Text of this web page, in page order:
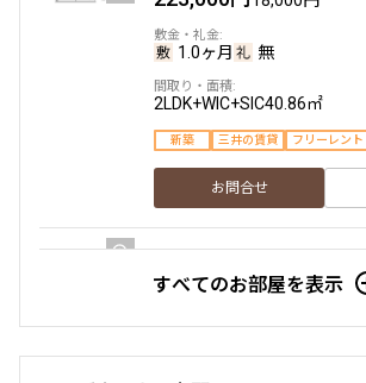
1.0ヶ月 無
2LDK+WIC+SIC40.86㎡
新築 三井の賃貸 フリーレント
お問合せ
5階５０３
すべてのお部屋を表示